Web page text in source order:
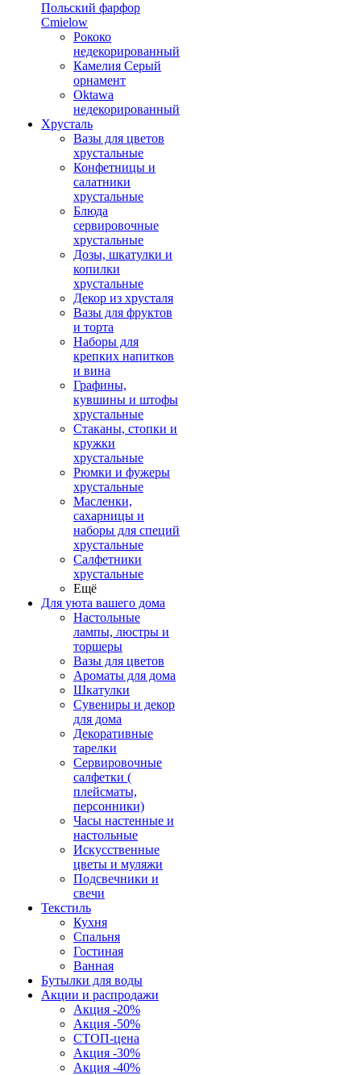
Польский фарфор
Сmielow
Рококо
недекорированный
Камелия Серый
орнамент
Oktawa
недекорированный
Хрусталь
Вазы для цветов
хрустальные
Конфетницы и
салатники
хрустальные
Блюда
сервировочные
хрустальные
Дозы, шкатулки и
копилки
хрустальные
Декор из хрусталя
Вазы для фруктов
и торта
Наборы для
крепких напитков
и вина
Графины,
кувшины и штофы
хрустальные
Стаканы, стопки и
кружки
хрустальные
Рюмки и фужеры
хрустальные
Масленки,
сахарницы и
наборы для специй
хрустальные
Салфетники
хрустальные
Ещё
Для уюта вашего дома
Настольные
лампы, люстры и
торшеры
Вазы для цветов
Ароматы для дома
Шкатулки
Сувениры и декор
для дома
Декоративные
тарелки
Сервировочные
салфетки (
плейсматы,
персонники)
Часы настенные и
настольные
Искусственные
цветы и муляжи
Подсвечники и
свечи
Текстиль
Кухня
Спальня
Гостиная
Ванная
Бутылки для воды
Акции и распродажи
Акция -20%
Акция -50%
СТОП-цена
Акция -30%
Акция -40%